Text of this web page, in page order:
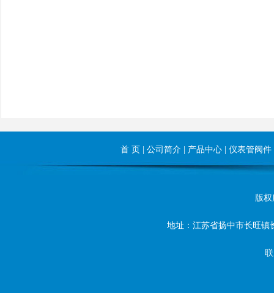
首 页 公司简介| 产品中心| 仪表管阀件
版权
地址：江苏省扬中市长旺镇
联